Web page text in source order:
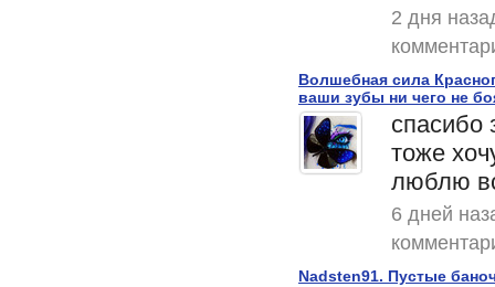
2 дня
Волшебная сила
ваши зубы ни чего не
спасибо
тоже
люблю
6 дней
Nadsten91. Пустые